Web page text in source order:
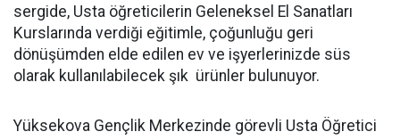
sergide, Usta öğreticilerin Geleneksel El Sanatları
Kurslarında verdiği eğitimle, çoğunluğu geri
dönüşümden elde edilen ev ve işyerlerinizde süs
olarak kullanılabilecek şık ürünler bulunuyor.
Yüksekova Gençlik Merkezinde görevli Usta Öğretici